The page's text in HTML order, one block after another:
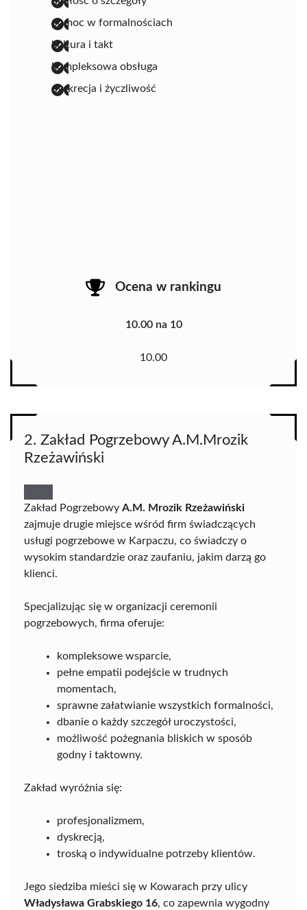
pomoc w formalnościach
kultura i takt
kompleksowa obsługa
dyskrecja i życzliwość
Ocena w rankingu
10.00 na 10
10.00
2. Zakład Pogrzebowy A.M.Mrozik
Rzeżawiński
Zakład Pogrzebowy A.M. Mrozik Rzeżawiński
zajmuje drugie miejsce wśród firm świadczących
usługi pogrzebowe w Karpaczu, co świadczy o
wysokim standardzie oraz zaufaniu, jakim darzą go
klienci.
Specjalizując się w organizacji ceremonii
pogrzebowych, firma oferuje:
kompleksowe wsparcie,
pełne empatii podejście w trudnych
momentach,
sprawne załatwianie wszystkich formalności,
dbanie o każdy szczegół uroczystości,
możliwość pożegnania bliskich w sposób
godny i taktowny.
Zakład wyróżnia się:
profesjonalizmem,
dyskrecją,
troską o indywidualne potrzeby klientów.
Jego siedziba mieści się w Kowarach przy ulicy
Władysława Grabskiego 16, co zapewnia wygodny